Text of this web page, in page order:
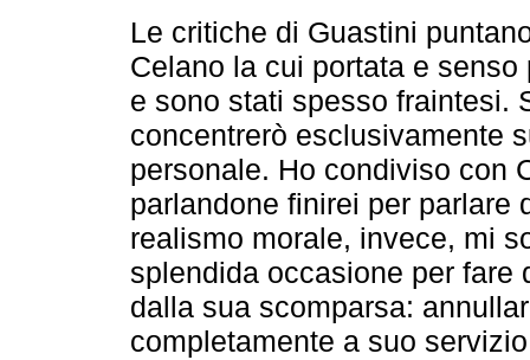
Le critiche di Guastini
Celano la cui portata e
e sono stati spesso fraintesi.
concentrerò esclusivamente
personale. Ho condiviso con
parlandone finirei per parlare
realismo morale, invece, mi
splendida occasione per fare
dalla sua scomparsa:
completamente a suo